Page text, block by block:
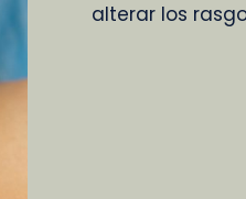
alterar los